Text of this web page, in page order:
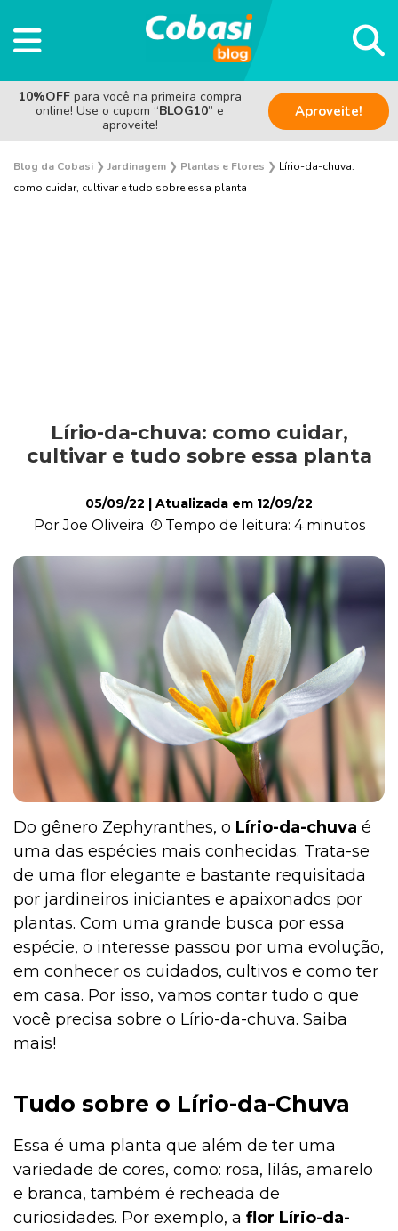
10%OFF para você na primeira compra
online! Use o cupom “BLOG10” e
aproveite!
Aproveite!
Blog da Cobasi ❯ Jardinagem ❯ Plantas e Flores ❯ Lírio-da-chuva:
como cuidar, cultivar e tudo sobre essa planta
Cultivo e Manutenção
Cachorro
Outros Pets
Casa & Piscina
Jardinagem
Institucional
Lírio-da-chuva: como cuidar,
cultivar e tudo sobre essa planta
05/09/22 | Atualizada em 12/09/22
Por Joe Oliveira Tempo de leitura: 4 minutos
Do gênero Zephyranthes, o Lírio-da-chuva é
uma das espécies mais conhecidas. Trata-se
de uma flor elegante e bastante requisitada
por jardineiros iniciantes e apaixonados por
plantas. Com uma grande busca por essa
espécie, o interesse passou por uma evolução,
em conhecer os cuidados, cultivos e como ter
em casa. Por isso, vamos contar tudo o que
você precisa sobre o Lírio-da-chuva. Saiba
mais!
Tudo sobre o Lírio-da-Chuva
Essa é uma planta que além de ter uma
variedade de cores, como: rosa, lilás, amarelo
e branca, também é recheada de
curiosidades. Por exemplo, a flor Lírio-da-